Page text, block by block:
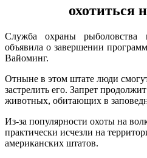
охотиться
Служба охраны
объявила о завершении
Вайоминг.
Отныне в этом штате люди
застрелить его. Запрет
животных, обитающих в
Из-за популярности охоты на
практически исчезли на
американских штатов.